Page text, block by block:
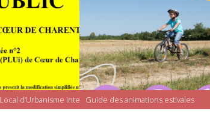
d’Urbanisme intercommunal (PLUi)Guide des animations estivales